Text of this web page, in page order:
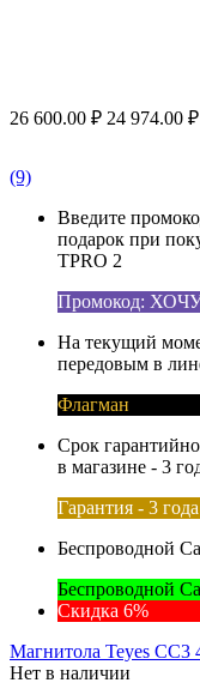
26 600.00 ₽ 24 974.00 ₽
(9)
Введите
подарок при
TPRO 2
Промокод:
На текущий
передовым в
Флагман
Срок
в магазине - 3
Гарантия - 3 года
Беспроводной
Беспроводной
Скидка 6%
Магнитола Teyes CC3
Нет в наличии